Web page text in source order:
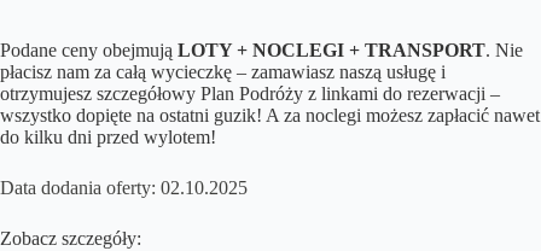
Podane ceny obejmują LOTY + NOCLEGI + TRANSPORT. Nie
płacisz nam za całą wycieczkę – zamawiasz naszą usługę i
otrzymujesz szczegółowy Plan Podróży z linkami do rezerwacji –
wszystko dopięte na ostatni guzik! A za noclegi możesz zapłacić nawet
do kilku dni przed wylotem!
Data dodania oferty: 02.10.2025
Zobacz szczegóły: